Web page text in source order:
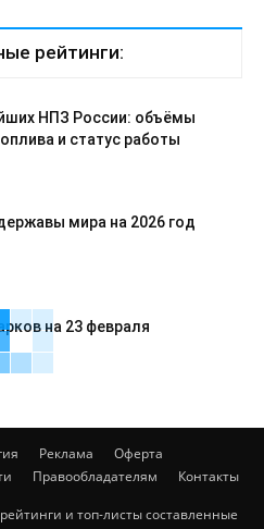
рейтинги:
НПЗ России: объёмы
и статус работы
мира на 2026 год
на 23 февраля
Реклама
Оферта
Правообладателям Контакты
и топ-листы составленные